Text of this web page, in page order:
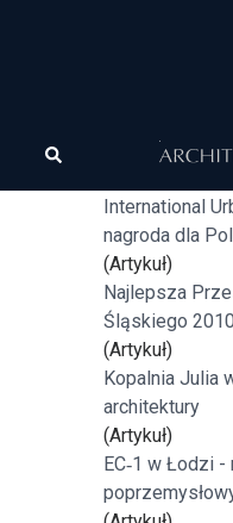
rewitalizacja
Fabryki do
International
nagroda dla
(Artykuł)
Najlepsza
Śląskiego 2010
(Artykuł)
Kopalnia Julia
architektury
(Artykuł)
EC‐1 w Łodzi